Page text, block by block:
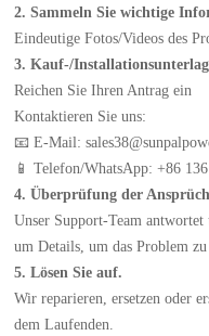
2. Sammeln Sie wichtige
Eindeutige Fotos/Videos des
3. Kauf-/
Reichen Sie Ihren Antrag ein
Kontaktieren Sie uns:
📧 E-Mail:
📱 Telefon/WhatsApp: +86
4. Überprüfung der
Unser Support-Team
um Details, um das Problem
5. Lösen Sie auf.
Wir reparieren, ersetzen oder
dem Laufenden.